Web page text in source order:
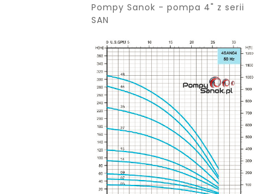
Pompy Sanok - pompa 4" z serii
SAN